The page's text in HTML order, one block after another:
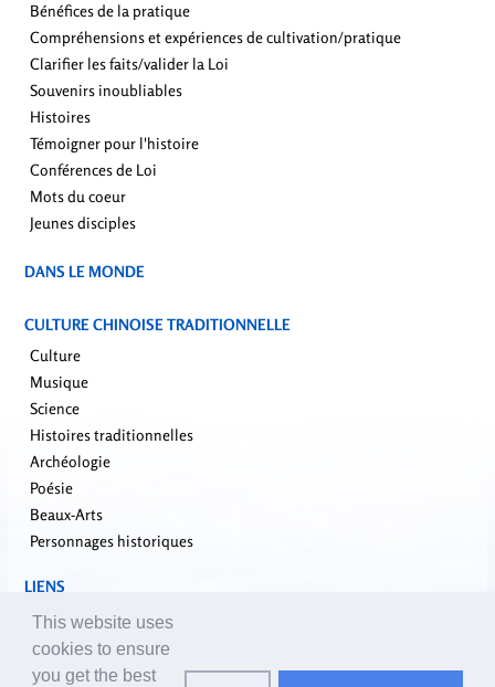
Bénéfices de la pratique
Compréhensions et expériences de cultivation/pratique
Clarifier les faits/valider la Loi
Souvenirs inoubliables
Histoires
Témoigner pour l'histoire
Conférences de Loi
Mots du coeur
Jeunes disciples
DANS LE MONDE
CULTURE CHINOISE TRADITIONNELLE
Culture
Musique
Science
Histoires traditionnelles
Archéologie
Poésie
Beaux-Arts
Personnages historiques
LIENS
falundafa.org
faluninfo.net
minghui.org
This website uses
cookies to ensure
you get the best